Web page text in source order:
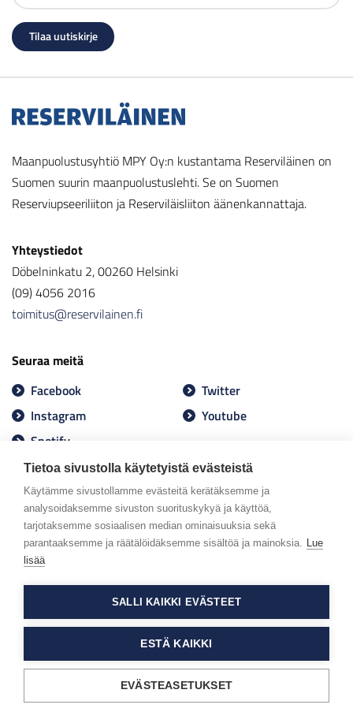
Tietoa sivustolla käytetyistä evästeistä
Käytämme sivustollamme evästeitä kerätäksemme ja
analysoidaksemme sivuston suorituskykyä ja käyttöä,
tarjotaksemme sosiaalisen median ominaisuuksia sekä
parantaaksemme ja räätälöidäksemme sisältöä ja mainoksia. Lue
lisää
SALLI KAIKKI EVÄSTEET
ESTÄ KAIKKI
EVÄSTEASETUKSET
Maanpuolustusyhtiö MPY Oy:n kustantama Reserviläinen on
Suomen suurin maanpuolustuslehti. Se on Suomen
Reserviupseeriliiton ja Reserviläisliiton äänenkannattaja.
Yhteystiedot
Döbelninkatu 2, 00260 Helsinki
(09) 4056 2016
toimitus@reservilainen.fi
Seuraa meitä
Facebook
Twitter
Instagram
Youtube
Spotify